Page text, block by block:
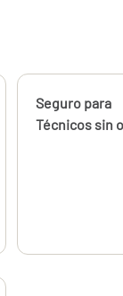
Calcúlalo ahora
Seguro para
Técnicos sin